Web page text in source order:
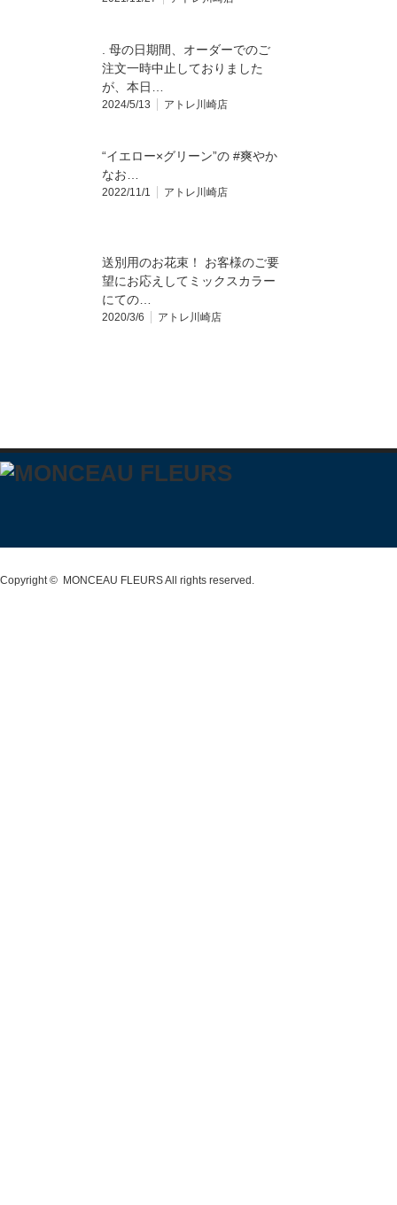
. 母の日期間、オーダーでのご
注文一時中止しておりました
が、本日…
2024/5/13 アトレ川崎店
“イエロー×グリーン”の #爽やか
なお…
2022/11/1 アトレ川崎店
送別用のお花束！ お客様のご要
望にお応えしてミックスカラー
にての…
2020/3/6 アトレ川崎店
Copyright © MONCEAU FLEURSAll rights reserved.